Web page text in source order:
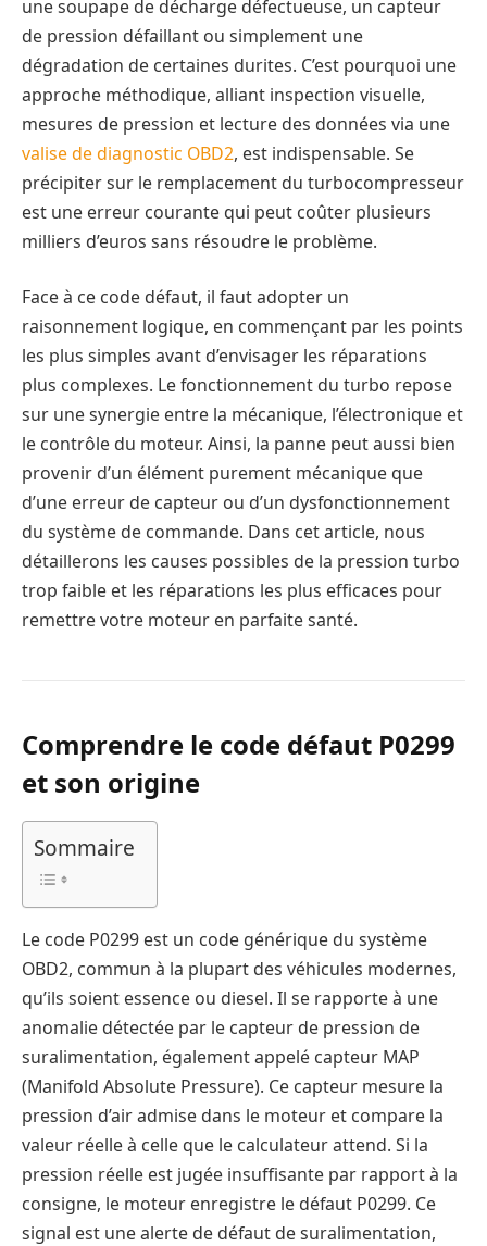
une soupape de décharge défectueuse, un capteur
de pression défaillant ou simplement une
dégradation de certaines durites. C’est pourquoi une
approche méthodique, alliant inspection visuelle,
mesures de pression et lecture des données via une
valise de diagnostic OBD2, est indispensable. Se
précipiter sur le remplacement du turbocompresseur
est une erreur courante qui peut coûter plusieurs
milliers d’euros sans résoudre le problème.
Face à ce code défaut, il faut adopter un
raisonnement logique, en commençant par les points
les plus simples avant d’envisager les réparations
plus complexes. Le fonctionnement du turbo repose
sur une synergie entre la mécanique, l’électronique et
le contrôle du moteur. Ainsi, la panne peut aussi bien
provenir d’un élément purement mécanique que
d’une erreur de capteur ou d’un dysfonctionnement
du système de commande. Dans cet article, nous
détaillerons les causes possibles de la pression turbo
trop faible et les réparations les plus efficaces pour
remettre votre moteur en parfaite santé.
Comprendre le code défaut P0299
et son origine
Sommaire
Le code P0299 est un code générique du système
OBD2, commun à la plupart des véhicules modernes,
qu’ils soient essence ou diesel. Il se rapporte à une
anomalie détectée par le capteur de pression de
suralimentation, également appelé capteur MAP
(Manifold Absolute Pressure). Ce capteur mesure la
pression d’air admise dans le moteur et compare la
valeur réelle à celle que le calculateur attend. Si la
pression réelle est jugée insuffisante par rapport à la
consigne, le moteur enregistre le défaut P0299. Ce
signal est une alerte de défaut de suralimentation,